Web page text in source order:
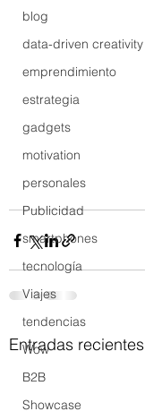
blog
data-driven creativity
emprendimiento
estrategia
gadgets
motivation
personales
Publicidad
smartphones
tecnología
Viajes
tendencias
Wow
B2B
Showcase
Entradas recientes